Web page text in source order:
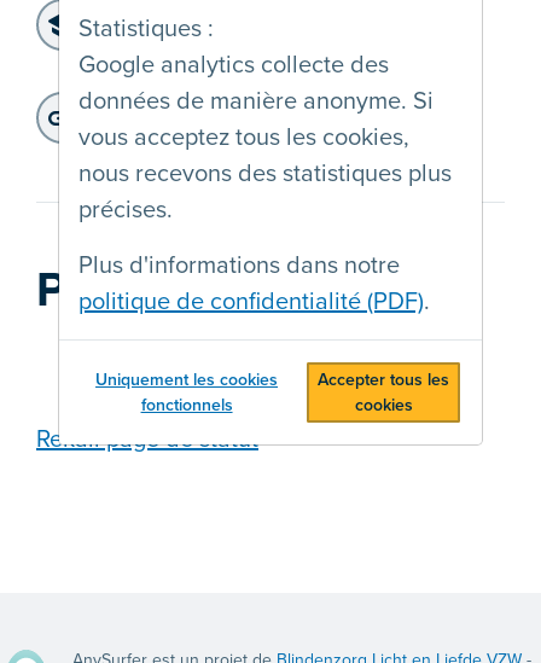
Statistiques :
Google analytics collecte des
données de manière anonyme. Si
vous acceptez tous les cookies,
nous recevons des statistiques plus
précises.
Plus d'informations dans notre
politique de confidentialité (PDF).
Uniquement les cookies
fonctionnels
Accepter tous les
cookies
Niveau d'accessibilité:
WCAG 2.2 AA
Dernier audit:: 20-01-2025
Adresse du site web:
https://transgenderinfo.be/
Prestataire web
Rekall page de statut